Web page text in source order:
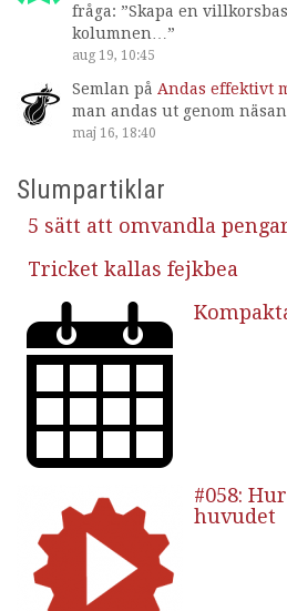
fråga: ”Skapa en
kolumnen…”
aug 19, 10:45
Semlan på Andas effektivt
man andas ut genom
maj 16, 18:40
Slumpartiklar
5 sätt att omvandla
Tricket kallas fejkbea
#058:
huvudet